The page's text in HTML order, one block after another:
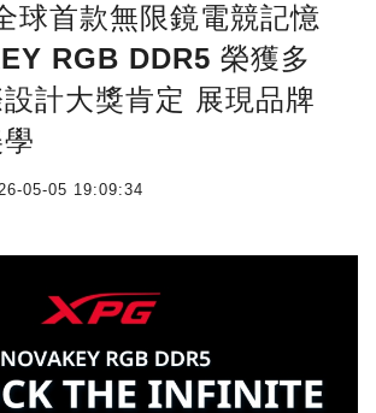
球首款無限鏡電競記憶
RGB DDR5 榮獲多
計大獎肯定 展現品牌
05-05 19:09:34